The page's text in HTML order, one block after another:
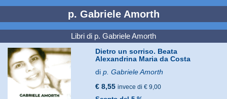
p. Gabriele Amorth
Libri di p. Gabriele Amorth
Dietro un sorriso. Beata
Alexandrina Maria da Costa
dip. Gabriele Amorth
€ 8,55 invece di € 9,00